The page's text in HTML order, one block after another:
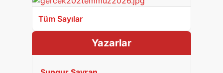
Tüm Sayılar
Yazarlar